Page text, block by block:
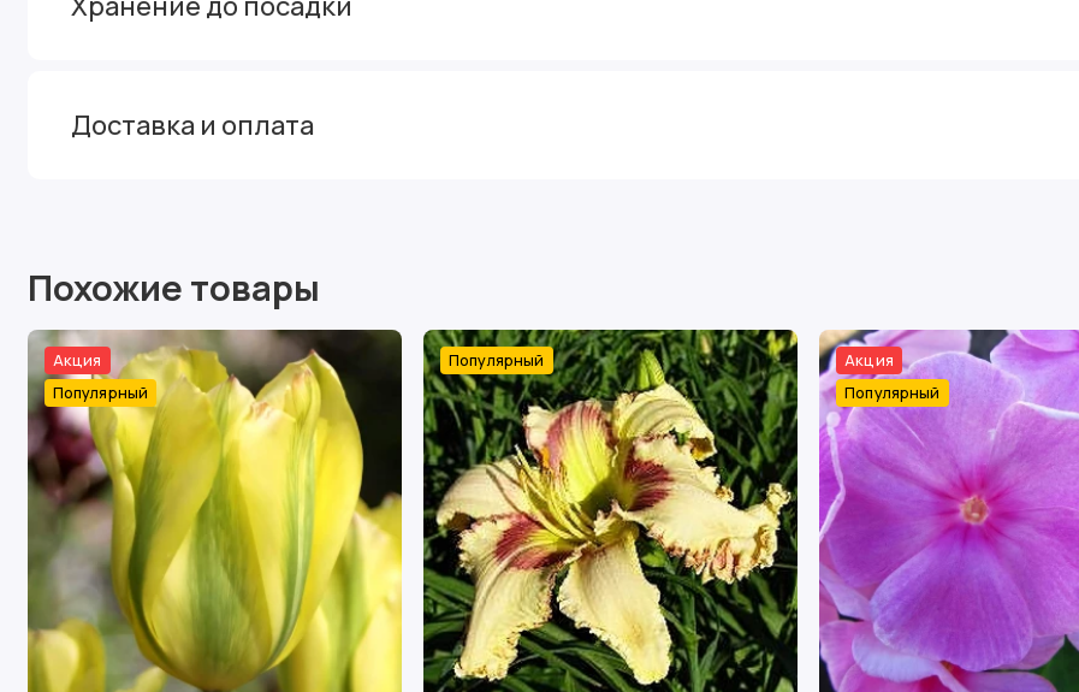
Доставка и оплата
Похожие товары
Акция
Популярный
Популярный
Акция
Популярный